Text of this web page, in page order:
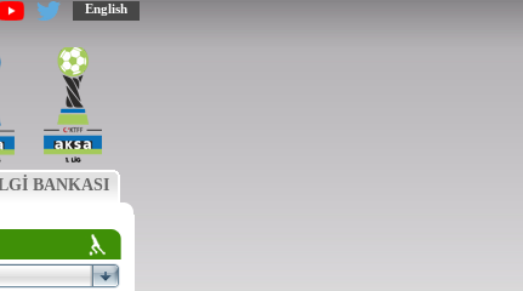
English
BANKASI